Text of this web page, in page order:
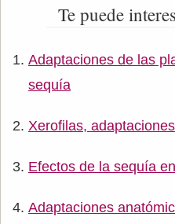
Te puede
Adaptaciones de las
sequía
Xerofilas,
Efectos de la sequía
Adaptaciones